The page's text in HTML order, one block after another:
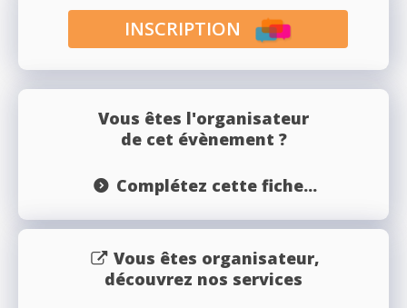
INSCRIPTION
Vous êtes l'organisateur
de cet évènement ?
Complétez cette fiche...
Vous êtes organisateur,
découvrez nos services